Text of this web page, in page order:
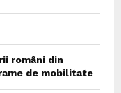
români din
de mobilitate